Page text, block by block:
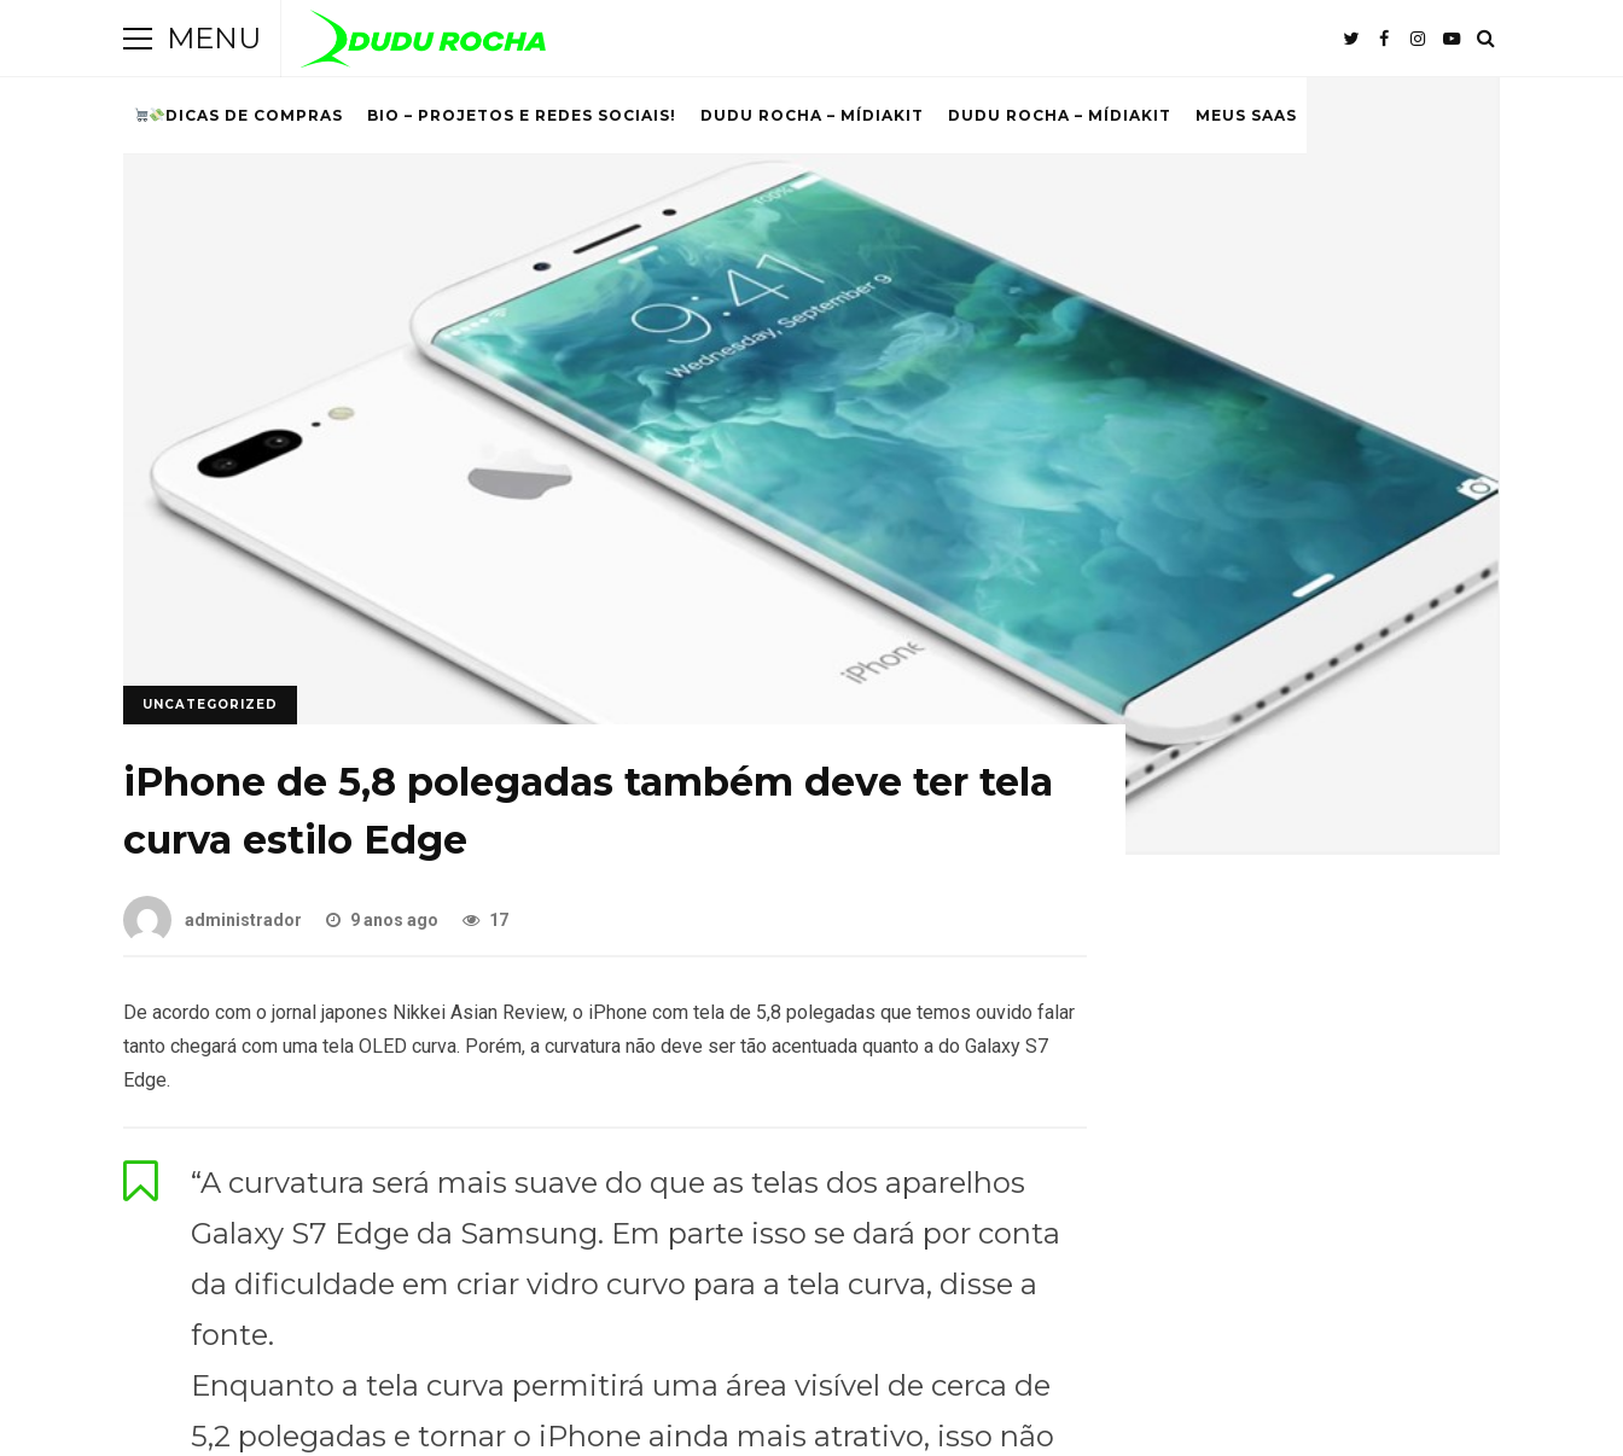
MENU
DICAS DE COMPRAS BIO – PROJETOS E REDES SOCIAIS! DUDU ROCHA – MÍDIAKIT DUDU ROCHA – MÍDIAKIT MEUS SAAS
UNCATEGORIZED
iPhone de 5,8 polegadas também deve ter tela
curva estilo Edge
administrador 9 anos ago 17
De acordo com o jornal japones Nikkei Asian Review, o iPhone com tela de 5,8 polegadas que temos ouvido falar
tanto chegará com uma tela OLED curva. Porém, a curvatura não deve ser tão acentuada quanto a do Galaxy S7
Edge.
“A curvatura será mais suave do que as telas dos aparelhos
Galaxy S7 Edge da Samsung. Em parte isso se dará por conta
da dificuldade em criar vidro curvo para a tela curva, disse a
fonte.
Enquanto a tela curva permitirá uma área visível de cerca de
5,2 polegadas e tornar o iPhone ainda mais atrativo, isso não